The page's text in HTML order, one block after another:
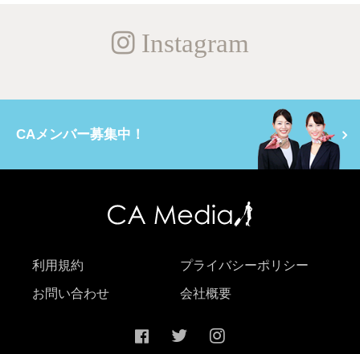
Instagram
CAメンバー募集中！
利用規約 プライバシーポリシー
お問い合わせ 会社概要